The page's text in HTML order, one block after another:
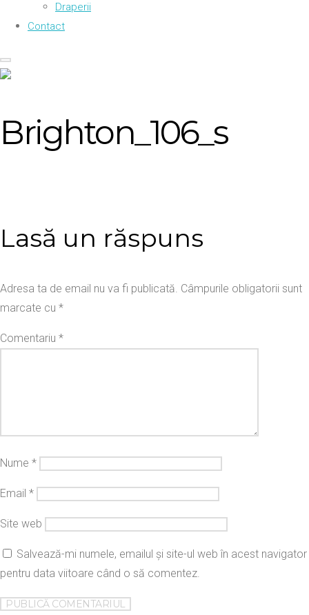
Draperii
Contact
Brighton_106_s
Lasă un răspuns
Adresa ta de email nu va fi publicată. Câmpurile obligatorii sunt
marcate cu *
Comentariu *
Nume *
Email *
Site web
Salvează-mi numele, emailul și site-ul web în acest navigator
pentru data viitoare când o să comentez.